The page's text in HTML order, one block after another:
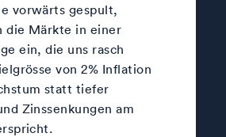
vorwärts gespult,
die Märkte in einer
ein, die uns rasch
von 2% Inflation
statt tiefer
Zinssenkungen am